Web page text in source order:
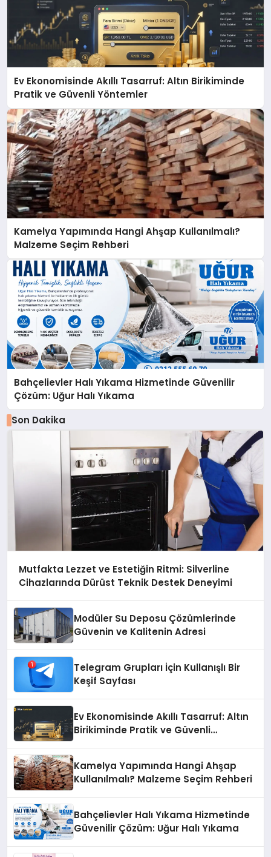
Ev Ekonomisinde Akıllı Tasarruf: Altın Birikiminde
Pratik ve Güvenli Yöntemler
Kamelya Yapımında Hangi Ahşap Kullanılmalı?
Malzeme Seçim Rehberi
Bahçelievler Halı Yıkama Hizmetinde Güvenilir
Çözüm: Uğur Halı Yıkama
Son Dakika
Mutfakta Lezzet ve Estetiğin Ritmi: Silverline
Cihazlarında Dürüst Teknik Destek Deneyimi
Modüler Su Deposu Çözümlerinde
Güvenin ve Kalitenin Adresi
Telegram Grupları İçin Kullanışlı Bir
Keşif Sayfası
Ev Ekonomisinde Akıllı Tasarruf: Altın
Birikiminde Pratik ve Güvenli
Kamelya Yapımında Hangi Ahşap
Kullanılmalı? Malzeme Seçim Rehberi
Bahçelievler Halı Yıkama Hizmetinde
Güvenilir Çözüm: Uğur Halı Yıkama